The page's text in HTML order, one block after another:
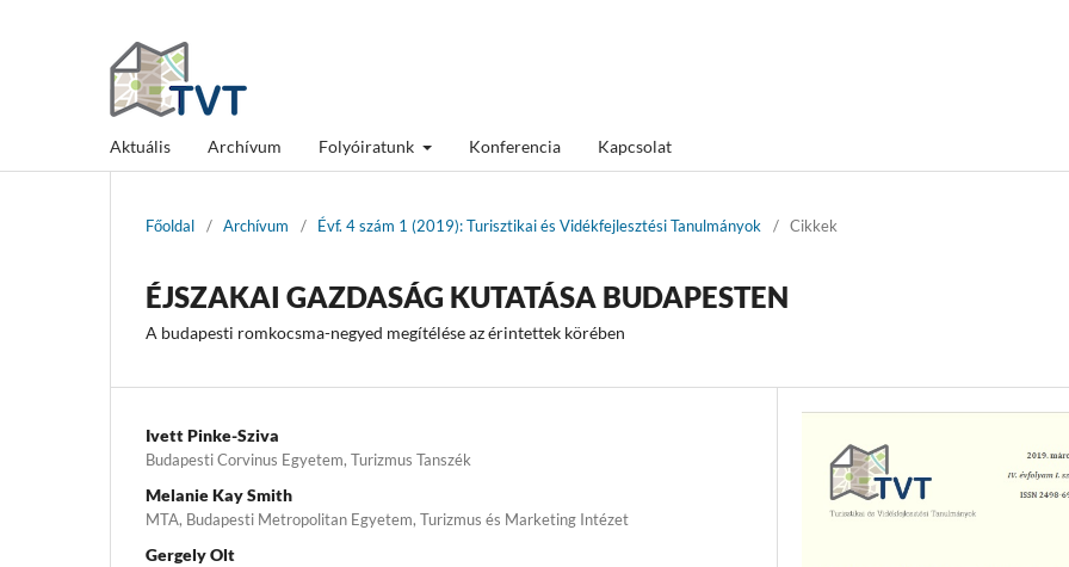
Aktuális Archívum Folyóiratunk Konferencia Kapcsolat
Főoldal / Archívum / Évf. 4 szám 1 (2019): Turisztikai és Vidékfejlesztési Tanulmányok / Cikkek
ÉJSZAKAI GAZDASÁG KUTATÁSA BUDAPESTEN
A budapesti romkocsma-negyed megítélése az érintettek körében
Ivett Pinke-Sziva
Budapesti Corvinus Egyetem, Turizmus Tanszék
Melanie Kay Smith
MTA, Budapesti Metropolitan Egyetem, Turizmus és Marketing Intézet
Gergely Olt